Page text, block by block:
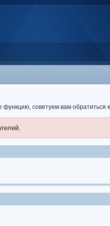
функцию, советуем вам